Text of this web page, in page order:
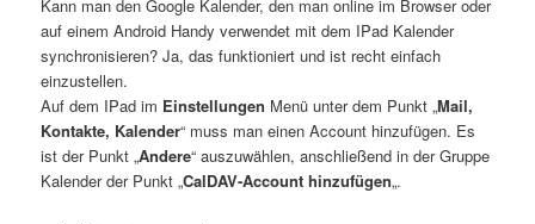
Kann man den Google Kalender, den man online im Browser oder
auf einem Android Handy verwendet mit dem IPad Kalender
synchronisieren? Ja, das funktioniert und ist recht einfach
einzustellen.
Auf dem IPad im Einstellungen Menü unter dem Punkt „Mail,
Kontakte, Kalender“ muss man einen Account hinzufügen. Es
ist der Punkt „Andere“ auszuwählen, anschließend in der Gruppe
Kalender der Punkt „CalDAV-Account hinzufügen„.